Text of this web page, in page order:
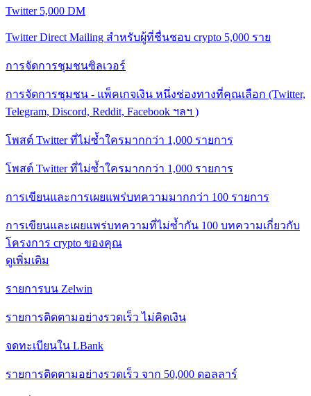
Twitter 5,000 DM
Twitter Direct Mailing สำหรับผู้ที่ชื่นชอบ crypto 5,000 ราย
การจัดการชุมชนซิลเวอร์
การจัดการชุมชน - แพ็คเกจเงิน หนึ่งช่องทางที่คุณเลือก (Twitter,
Telegram, Discord, Reddit, Facebook ฯลฯ )
โพสต์ Twitter ที่ไม่ซ้ำใครมากกว่า 1,000 รายการ
โพสต์ Twitter ที่ไม่ซ้ำใครมากกว่า 1,000 รายการ
การเขียนและการเผยแพร่บทความมากกว่า 100 รายการ
การเขียนและเผยแพร่บทความที่ไม่ซ้ำกัน 100 บทความเกี่ยวกับ
โครงการ crypto ของคุณ
ดูเพิ่มเติม
รายการบน Zelwin
รายการติดตามอย่างรวดเร็ว ไม่คิดเงิน
จดทะเบียนใน LBank
รายการติดตามอย่างรวดเร็ว จาก 50,000 ดอลลาร์